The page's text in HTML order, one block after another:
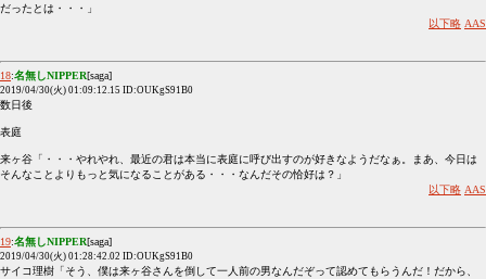
だったとは・・・」
以下略 AAS
18:名無しNIPPER[saga]
2019/04/30(火) 01:09:12.15 ID:OUKgS91B0
数日後
表庭
来ヶ谷「・・・やれやれ、最近の君は本当に表庭に呼び出すのが好きなようだなぁ。まあ、今日は
そんなことよりもっと気になることがある・・・なんだその恰好は？」
以下略 AAS
19:名無しNIPPER[saga]
2019/04/30(火) 01:28:42.02 ID:OUKgS91B0
サイコ理樹「そう、僕は来ヶ谷さんを倒して一人前の男なんだぞって認めてもらうんだ！だから、